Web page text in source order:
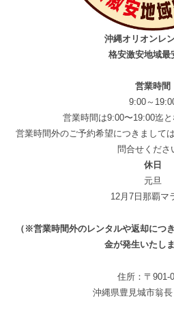
沖縄オリオンレ
格安激安地域最
営業時間
9:00～
営業時間は9:00〜19:00迄と
営業時間外のご予約希望につきまして
問合せくださ
休日
元旦
12月7日那覇マ
（※営業時間外のレンタルや返却につ
金が発生いたしま
住所：〒901-
沖縄県豊見城市翁長